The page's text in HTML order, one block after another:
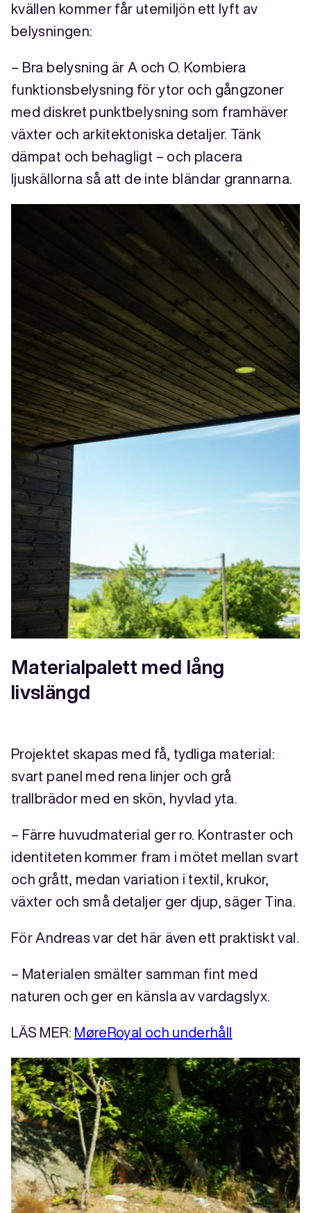
kvällen kommer får utemiljön ett lyft av
belysningen:
– Bra belysning är A och O. Kombiera
funktionsbelysning för ytor och gångzoner
med diskret punktbelysning som framhäver
växter och arkitektoniska detaljer. Tänk
dämpat och behagligt – och placera
ljuskällorna så att de inte bländar grannarna.
Materialpalett med lång
livslängd
Projektet skapas med få, tydliga material:
svart panel med rena linjer och grå
trallbrädor med en skön, hyvlad yta.
– Färre huvudmaterial ger ro. Kontraster och
identiteten kommer fram i mötet mellan svart
och grått, medan variation i textil, krukor,
växter och små detaljer ger djup, säger Tina.
För Andreas var det här även ett praktiskt val.
– Materialen smälter samman fint med
naturen och ger en känsla av vardagslyx.
LÄS MER: MøreRoyal och underhåll